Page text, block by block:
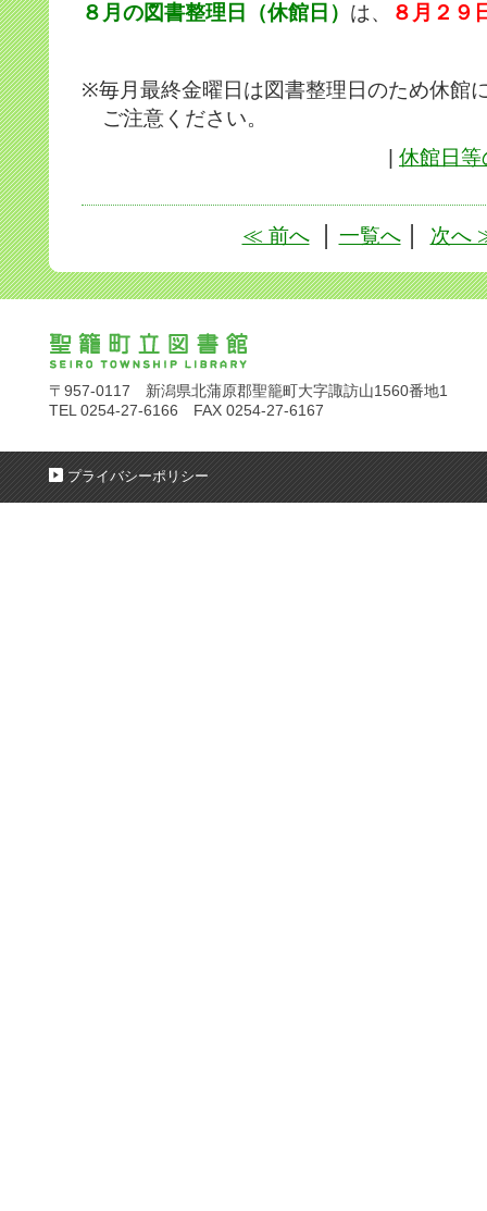
８月の図書整理日（休館日） は、 ８月２９
※毎月最終金曜日は図書整理日のため休館
ご注意ください。
休館日
≪ 前へ│ 一覧へ│ 次へ
〒957-0117 新潟県北蒲原郡聖籠町大字諏訪山1560番地1
TEL 0254-27-6166 FAX 0254-27-6167
プライバシーポリシー